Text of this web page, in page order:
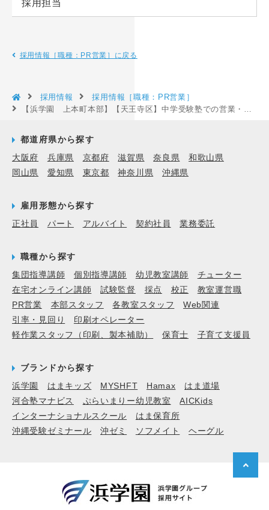
採用担当
採用情報［職種：PR営業］に戻る
採用情報
採用情報［職種：PR営業］
【浜学園 上本町本部】【天王寺区】中学受験塾での営業・教室マネジメント（授業なし）◆未経験歓迎◆やりがいある仕事です！［大阪府大阪市天王寺区］
都道府県から探す
大阪府
兵庫県 京都府 滋賀県 奈良県
和歌山県
岡山県
愛知県 東京都 神奈川県 沖縄県
雇用形態から探す
正社員
パート アルバイト 契約社員 業務委託
職種から探す
集団指導講師
個別指導講師 幼児教室講師
チューター
在宅オンライン講師
試験監督 採点 校正
教室運営職
PR営業
本部スタッフ 各教室スタッフ
Web関連
引率・見回り
印刷オペレーター
軽作業スタッフ（印刷、製本補助）
保育士 子育て支援員
ブランドから探す
浜学園
はまキッズ MYSHFT Hamax
はま道場
河合塾マナビス
ぷらいまりー幼児教室
AICKids
インターナショナルスクール
はま保育所
沖縄受験ゼミナール
沖ゼミ ソフメイト ヘーグル